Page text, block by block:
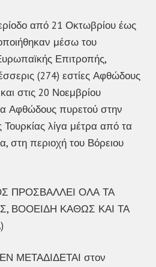
από 21 Οκτωβρίου έως
μέσω του
Επιτροπής,
(274) εστίες Αφθώδους
στις 20 Νοεμβρίου
Αφθώδους πυρετού στην
λίγα μέτρα από τα
στη περιοχή του Βόρειου
ΠΡΟΣΒΑΛΛΕΙ ΟΛΑ ΤΑ
ΒΟΟΕΙΔΗ ΚΑΘΩΣ ΚΑΙ ΤΑ
ΜΕΤΑΔΙΔΕΤΑΙ στον